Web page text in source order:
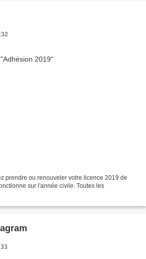
prendre ou renouveler votre licence 2019 de
sur l'année civile. Toutes les